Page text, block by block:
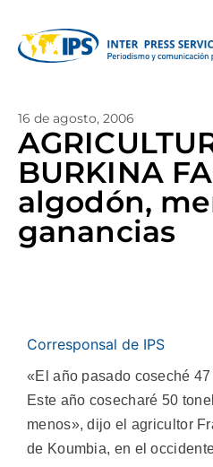
16 de agosto, 2006
BURKINA
algodón,
ganancias
Corresponsal de IPS
«El año pasado coseché
Este año cosecharé 50
menos», dijo el agricultor
de Koumbia, en el